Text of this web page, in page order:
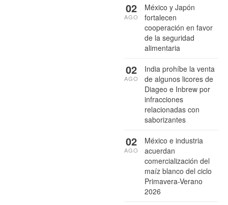
México y Japón
fortalecen
cooperación en favor
de la seguridad
alimentaria
02
AGO
India prohíbe la venta
de algunos licores de
Diageo e Inbrew por
infracciones
relacionadas con
saborizantes
02
AGO
México e industria
acuerdan
comercialización del
maíz blanco del ciclo
Primavera-Verano
2026
02
AGO